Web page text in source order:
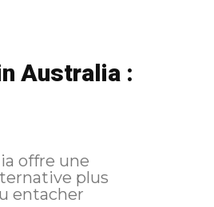
Australia :
offre une
plus
entacher